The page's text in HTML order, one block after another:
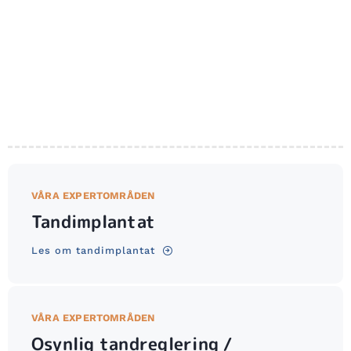
VÅRA EXPERTOMRÅDEN
Tandimplantat
Les om tandimplantat
VÅRA EXPERTOMRÅDEN
Osynlig tandreglering /